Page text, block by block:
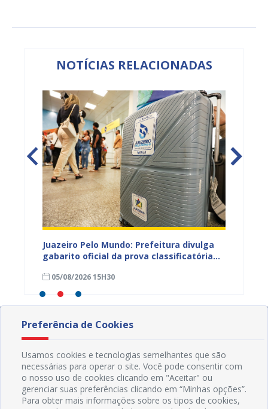
NOTÍCIAS RELACIONADAS
Juazeiro Pelo Mundo: Prefeitura divulga
gabarito oficial da prova classificatória
05/08/2026 15H30
Preferência de Cookies
Usamos cookies e tecnologias semelhantes que são
necessárias para operar o site. Você pode consentir com
o nosso uso de cookies clicando em "Aceitar" ou
gerenciar suas preferências clicando em “Minhas opções”.
Para obter mais informações sobre os tipos de cookies,